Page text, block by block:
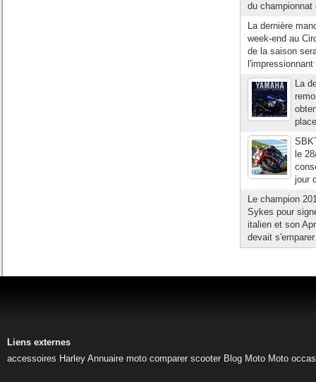
du championnat
La dernière
week-end au
de la saison
La
le
jour
Le champion
Sykes pour
italien et son
devait
Liens externes
accessoires Harley Annuaire moto comparer scooter Blog Moto Moto